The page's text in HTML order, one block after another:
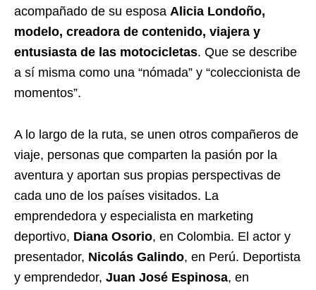
acompañado de su esposa Alicia Londoño,
modelo, creadora de contenido, viajera y
entusiasta de las motocicletas. Que se describe
a sí misma como una “nómada” y “coleccionista de
momentos”.
A lo largo de la ruta, se unen otros compañeros de
viaje, personas que comparten la pasión por la
aventura y aportan sus propias perspectivas de
cada uno de los países visitados. La
emprendedora y especialista en marketing
deportivo, Diana Osorio, en Colombia. El actor y
presentador, Nicolás Galindo, en Perú. Deportista
y emprendedor, Juan José Espinosa, en